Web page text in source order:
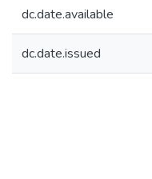
dc.date.available
dc.date.issued